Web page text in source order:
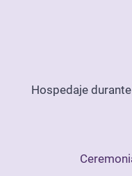
Hospedaje